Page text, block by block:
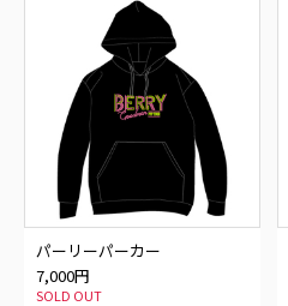
パーリーパーカー
7,000円
SOLD OUT